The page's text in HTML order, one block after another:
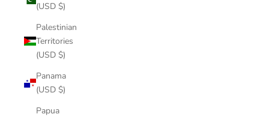
(USD $)
Palestinian
Territories
(USD $)
Panama
(USD $)
Papua